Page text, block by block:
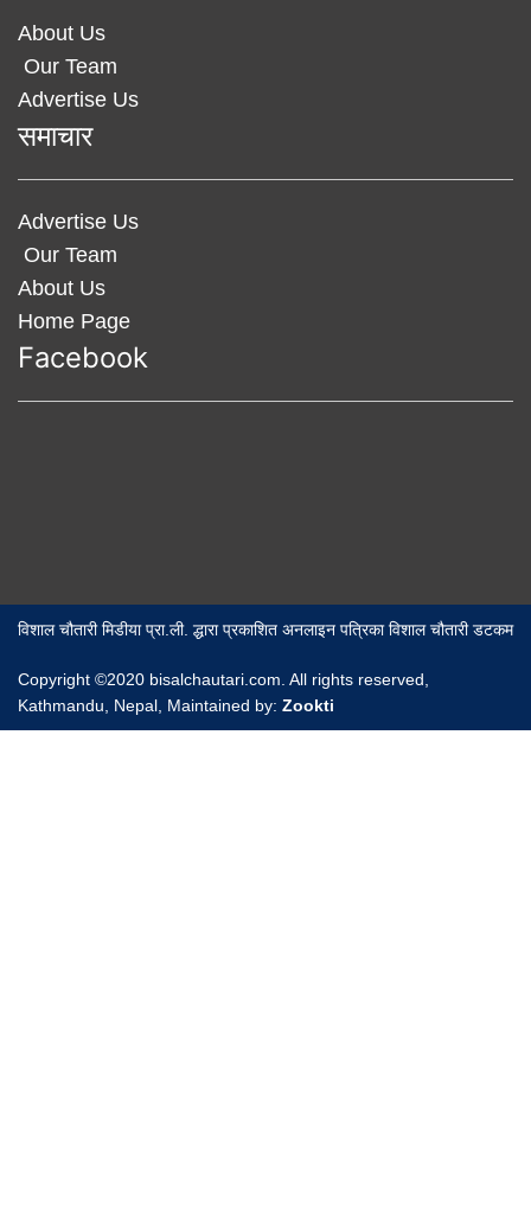
About Us
Our Team
Advertise Us
समाचार
Advertise Us
Our Team
About Us
Home Page
Facebook
विशाल चौतारी मिडीया प्रा.ली. द्धारा प्रकाशित अनलाइन पत्रिका विशाल चौतारी डटकम
Copyright ©2020 bisalchautari.com. All rights reserved,
Kathmandu, Nepal, Maintained by: Zookti